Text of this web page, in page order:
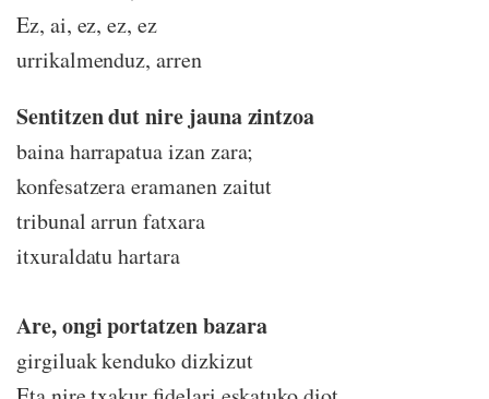
Ez, ai, ez, ez, ez
urrikalmenduz, arren
Sentitzen dut nire jauna zintzoa
baina harrapatua izan zara;
konfesatzera eramanen zaitut
tribunal arrun fatxara
itxuraldatu hartara
Are, ongi portatzen bazara
girgiluak kenduko dizkizut